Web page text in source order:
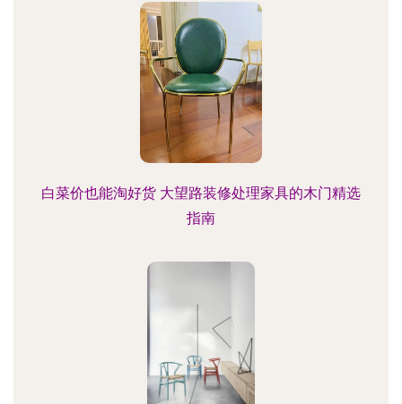
白菜价也能淘好货 大望路装修处理家具的木门精选
指南